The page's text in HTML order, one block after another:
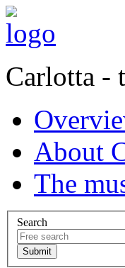
Carlotta -
About
The
Search